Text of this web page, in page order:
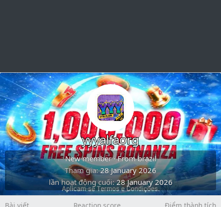
yyyalfaorg
New member ·Frombrazil
Tham gia 28 January 2026
lần hoạt động cuối 28 January 2026